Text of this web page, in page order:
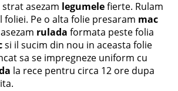
asezam legumelefierte. Rulam
Pe o alta folie presaram mac
rulada formata peste folia
si il sucim din nou in aceasta folie
sa se impregneze uniform cu
la rece pentru circa 12 ore dupa